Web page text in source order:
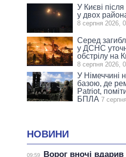
У Києві
у двох
8 серпня 2026,
Серед
у ДСНС
обстрілу на
8 серпня 2026,
У Німеччині
базою, де
Patriot,
БПЛА 7
НОВИНИ
09:59
Ворог вночі вдарив